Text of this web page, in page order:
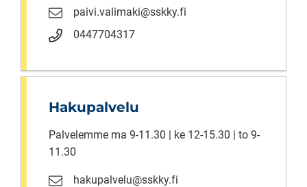
paivi.valimaki@sskky.fi
0447704317
Hakupalvelu
Palvelemme ma 9-11.30 | ke 12-15.30 | to 9-
11.30
hakupalvelu@sskky.fi